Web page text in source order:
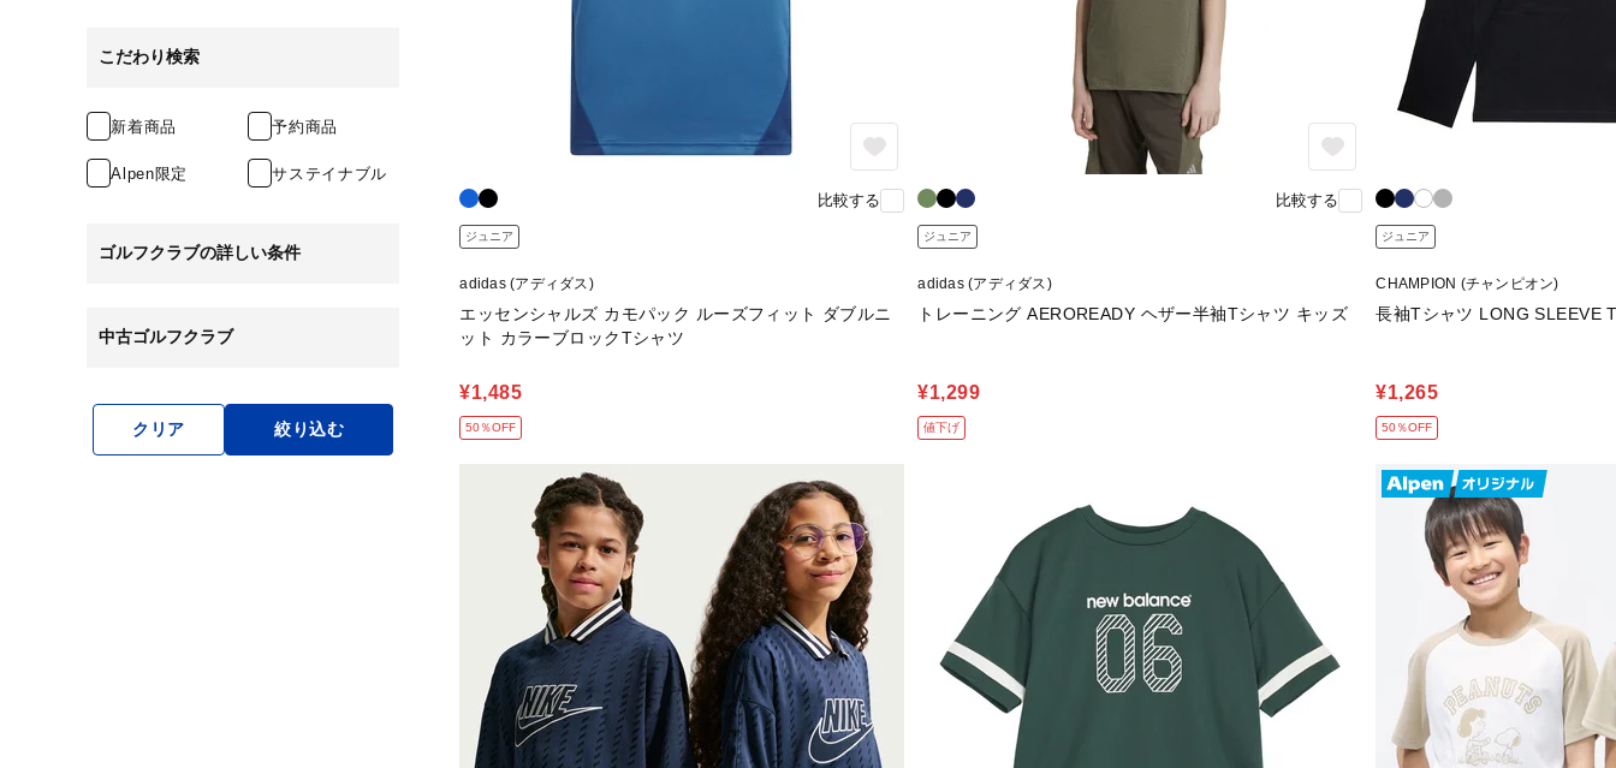
こだわり検索
新着商品 予約商品
Alpen限定 サステイナブル
ゴルフクラブの詳しい条件
中古ゴルフクラブ
クリア 絞り込む
比較する
ジュニア
adidas (アディダス)
エッセンシャルズ カモパック ルーズフィット ダブルニ
ット カラーブロックTシャツ
¥1,485
50％OFF
比較する
ジュニア
adidas (アディダス)
トレーニング AEROREADY ヘザー半袖Tシャツ キッズ
¥1,299
値下げ
ジュニア
CHAMPION (チャンピオン)
長袖Tシャツ LONG SLEEVE
¥1,265
50％OFF